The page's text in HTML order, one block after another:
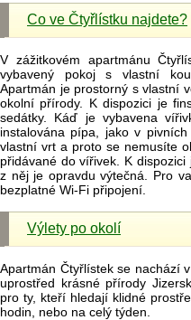
Co ve Čtyřlístku najdete?
V zážitkovém apartmánu
vybavený pokoj s vlastní
Apartmán je prostorný s vlastní
okolní přírody. K dispozici je
sedátky. Káď je vybavena
instalována pípa, jako v
vlastní vrt a proto se nemusíte
přidávané do vířivek. K
z něj je opravdu výtečná. Pro
bezplatné Wi-Fi připojení.
Výlety po okolí
Apartmán Čtyřlístek se nachází
uprostřed krásné přírody
pro ty, kteří hledají klidné
hodin, nebo na celý týden.